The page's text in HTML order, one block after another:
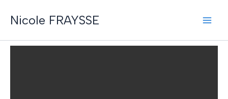
Nicole FRAYSSE